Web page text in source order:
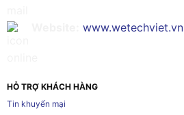
www.wetechviet.vn
HỖ TRỢ KHÁCH HÀNG
Tin khuyến mại